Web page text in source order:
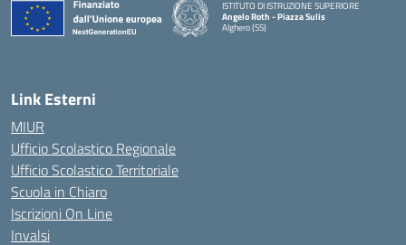
ISTITUTO DI ISTRUZIONE SUPERIORE
Angelo Roth - Piazza Sulis
Alghero (SS)
— Visita la pagina iniziale della scuola
Link Esterni
MIUR
Ufficio Scolastico Regionale
Ufficio Scolastico Territoriale
Scuola in Chiaro
Iscrizioni On Line
Invalsi